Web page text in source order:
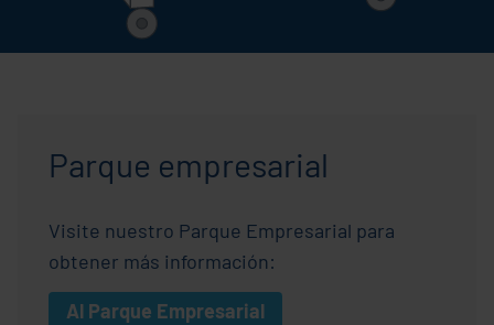
Parque empresarial
Visite nuestro Parque Empresarial para
obtener más información:
Al Parque Empresarial